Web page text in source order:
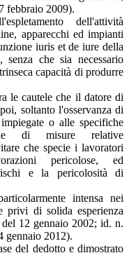
febbraio 2009).
dell'attività
apparecchi ed impianti
iuris et de iure della
che sia necessario
capacità di produrre
le cautele che il datore di
soltanto l'osservanza di
o alle specifiche
di misure relative
che specie i lavoratori
pericolose, ed
e la pericolosità di
intensa nei
di solida esperienza
12 gennaio 2002; id. n.
gennaio 2012).
del dedotto e dimostrato